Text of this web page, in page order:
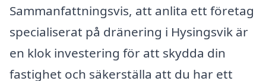
Sammanfattningsvis, att anlita ett företag
specialiserat på dränering i Hysingsvik är
en klok investering för att skydda din
fastighet och säkerställa att du har ett